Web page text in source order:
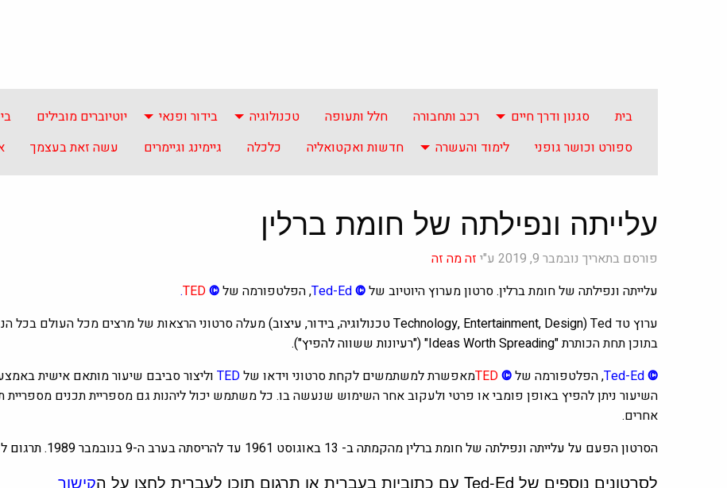
בית סגנון ודרך חיים רכב ותחבורה חלל ותעופה טכנולוגיה בידור ופנאי יוטיוברים מובילים
ספורט וכושר גופני
לימוד והעשרה חדשות ואקטואליה כלכלה גיימינג וגיימרים עשה זאת בעצמך
עלייתה ונפילתה של חומת ברלין
פורסם בתאריך נובמבר 9, 2019 ע"י
זה מה זה
עלייתה ונפילתה של חומת ברלין. סרטון מערוץ היוטיוב של©
Ted-Ed, הפלטפורמה של©
TED
.
ערוץ טד Ted
(Technology, Entertainment, Design טכנולוגיה, בידור, עיצוב) מעלה סרטוני הרצאות של מרצים מכל העולם בכל
בתוכן תחת הכותרת "Ideas Worth Spreading"
("רעיונות ששווה להפיץ").
©
Ted-Ed, הפלטפורמה של©
TEDמאפשרת למשתמשים לקחת סרטוני וידאו שלTED וליצור סביבם שיעור מותאם אישית
השיעור ניתן להפיץ באופן פומבי או פרטי ולעקוב אחר השימוש שנעשה בו. כל משתמש יכול ליהנות גם מספריית תכנים
אחרים.
הסרטון הפעם על עלייתה ונפילתה של חומת ברלין מהקמתה ב- 13 באוגוסט 1961 עד להריסתה בערב ה-9 בנובמבר 1989. תרגום לעברית: Ido Dekkers עריכה: Sigal Tifferet
לסרטונים נוספים של Ted-Ed עם כתוביות בעברית או תרגום תוכן לעברית לחצו על ה קישור